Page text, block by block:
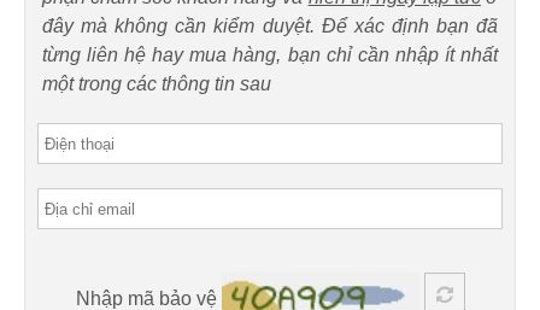
đây mà không cần kiểm duyệt. Để xác định bạn đã
từng liên hệ hay mua hàng, bạn chỉ cần nhập ít nhất
một trong các thông tin sau
Nhập mã bảo vệ